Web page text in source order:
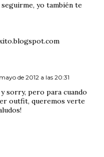
yo también te
de 2012 a las 20:31
sorry, pero para cuando
outfit, queremos verte